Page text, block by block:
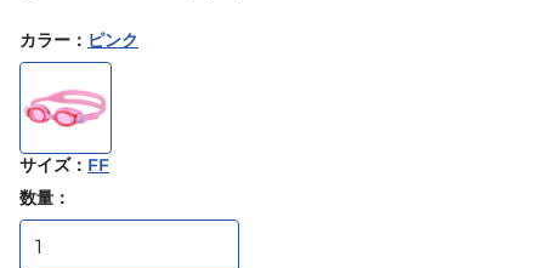
カラー ： ピンク
サイズ： FF
数量：